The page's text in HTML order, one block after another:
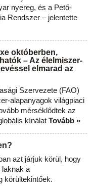
nyereg, és a Pető-
Rendszer – jelentette
októberben,
– Az élelmiszer-
elmarad az
Szervezete (FAO)
alapanyagok világpiaci
mérséklődtek az
kínálat Tovább »
azt járjuk körül, hogy
laknak a
körültekintőek.